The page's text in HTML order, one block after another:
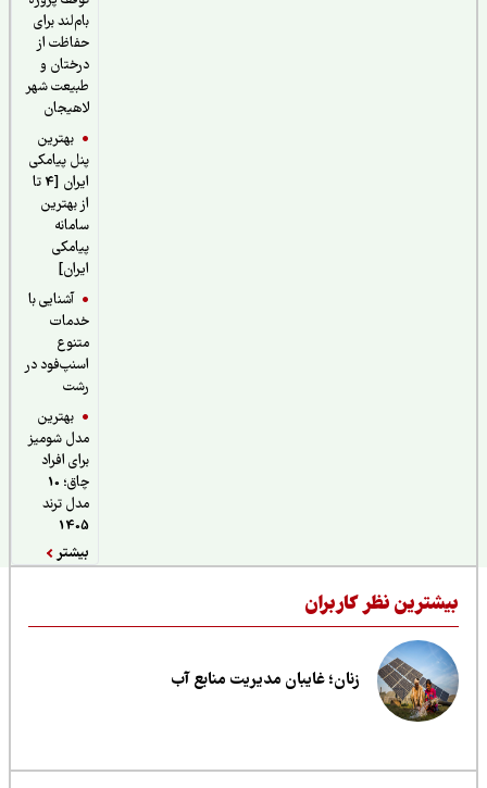
بام‌لند برای
حفاظت از
درختان و
طبیعت شهر
لاهیجان
بهترین
پنل پیامکی
ایران [4 تا
از بهترین
سامانه
پیامکی
آشنایی با
خدمات
اسنپ‌فود در
بهترین
مدل شومیز
برای افراد
چاق؛ 10
مدل ترند
نظر کاربران
زنان؛ غایبان مدیریت منابع آب